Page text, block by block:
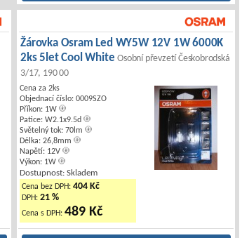
Žárovka Osram Led WY5W 12V 1W 6000K
2ks 5let Cool WhiteOsobní převzetí Českobrodská
3/17, 190 00
Cena za 2ks
Objednací číslo: 0009SZO
Příkon: 1W
Patice: W2.1x9.5d
Světelný tok: 70lm
Délka: 26,8mm
Napětí: 12V
Výkon: 1W
Dostupnost: Skladem
Cena bez DPH:404 Kč
DPH:21 %
Cena s DPH:489 Kč